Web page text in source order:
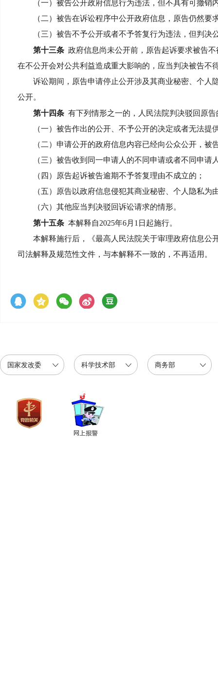
（一）被告公开政府信息行为违法，但不具有可撤销
（二）被告在诉讼程序中公开政府信息，原告仍然要
（三）被告不予公开或者不予答复行为违法，但判决
第十三条 政府信息尚未公开前，原告起诉要求被告
在不公开会对公共利益造成重大影响的，应当判决被告不
诉讼期间，原告申请停止公开涉及其商业秘密、个人
公开。
第十四条 有下列情形之一的，人民法院判决驳回原
（一）被告作出的公开、不予公开的决定或者无法提
（二）申请公开的政府信息内容已经向公众公开，被
（三）被告收到同一申请人的不同申请或者不同申请
（四）原告起诉被告逾期不予答复理由不成立的；
（五）原告以政府信息侵犯其商业秘密、个人隐私为
（六）其他应当判决驳回诉讼请求的情形。
第十五条 本解释自2025年6月1日起施行。
本解释施行后，《最高人民法院关于审理政府信息公开
司法解释及规范性文件，与本解释不一致的，不再适用。
国家发改委 科学技术部 商务部